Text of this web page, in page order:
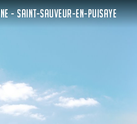
- SAINT-SAUVEUR-EN-PUISAYE